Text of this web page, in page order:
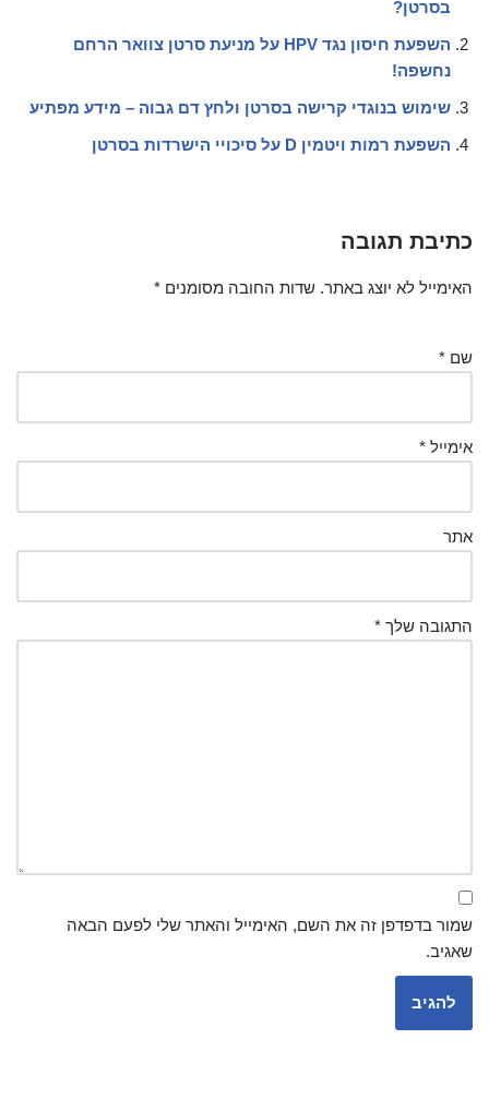
בסרטן?
השפעת חיסון נגד HPV על מניעת סרטן צוואר הרחם
נחשפה!
שימוש בנוגדי קרישה בסרטן ולחץ דם גבוה – מידע מפתיע
השפעת רמות ויטמין D על סיכויי הישרדות בסרטן
כתיבת תגובה
האימייל לא יוצג באתר. שדות החובה מסומנים *
שם *
אימייל *
אתר
התגובה שלך *
שמור בדפדפן זה את השם, האימייל והאתר שלי לפעם הבאה
שאגיב.